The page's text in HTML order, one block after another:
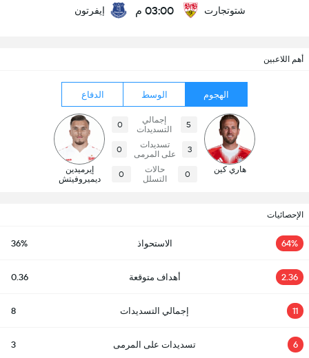
شتوتجارت 03:00 م إيفرتون
أهم اللاعبين
الهجوم الوسط الدفاع
هاري كين
5
إجمالي
التسديدات
0
3
تسديدات
على المرمى
0
0
حالات
التسلل
0
إيرميدين
ديميروفيتش
الإحصائيات
64% الاستحواذ 36%
2.36 أهداف متوقعة 0.36
11 إجمالي التسديدات 8
6 تسديدات على المرمى 3